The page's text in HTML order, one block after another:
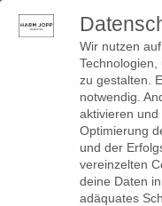
Toggle
Wir nutzen
zu gestalten.
notwendig.
aktivieren
Optimierung
und der
vereinzelten
deine Daten
adäquates